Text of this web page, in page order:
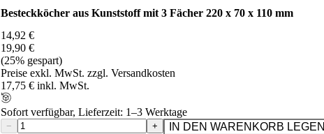
Besteckköcher aus Kunststoff mit 3 Fächer 220 x 70 x 110 mm
14,92 €
19,90 €
(25% gespart)
Preise exkl. MwSt. zzgl. Versandkosten
17,75 € inkl. MwSt.
Sofort verfügbar, Lieferzeit: 1–3 Werktage
− +
IN DEN WARENKORB LEGEN